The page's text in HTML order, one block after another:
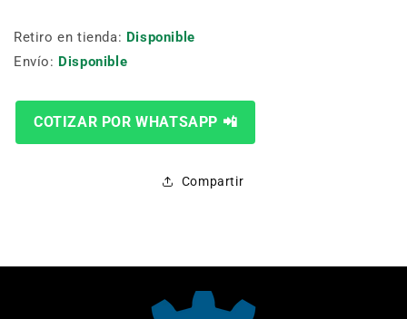
SATA
Retiro en tienda: Disponible
Envío: Disponible
COTIZAR POR WHATSAPP 📲
Compartir